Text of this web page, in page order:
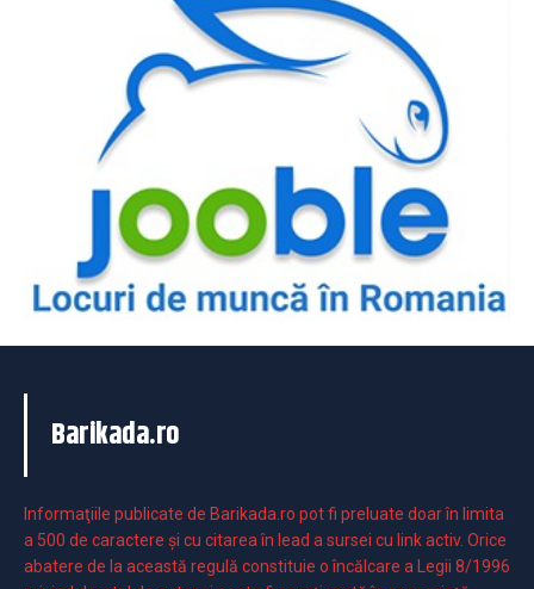
Barikada.ro
Informaţiile publicate de Barikada.ro pot fi preluate doar în limita
a 500 de caractere şi cu citarea în lead a sursei cu link activ. Orice
abatere de la această regulă constituie o încălcare a Legii 8/1996